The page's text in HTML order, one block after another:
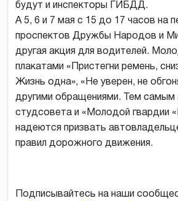
будут и инспекторы ГИБДД.
А 5, 6 и 7 мая с 15 до 17 часов на
проспектов Дружбы Народов и
другая акция для водителей.
плакатами «Пристегни ремень,
Жизнь одна», «Не уверен, не
другими обращениями. Тем самым
студсовета и «Молодой гвардии
надеются призвать
правил дорожного движения.
Подписывайтесь на наши